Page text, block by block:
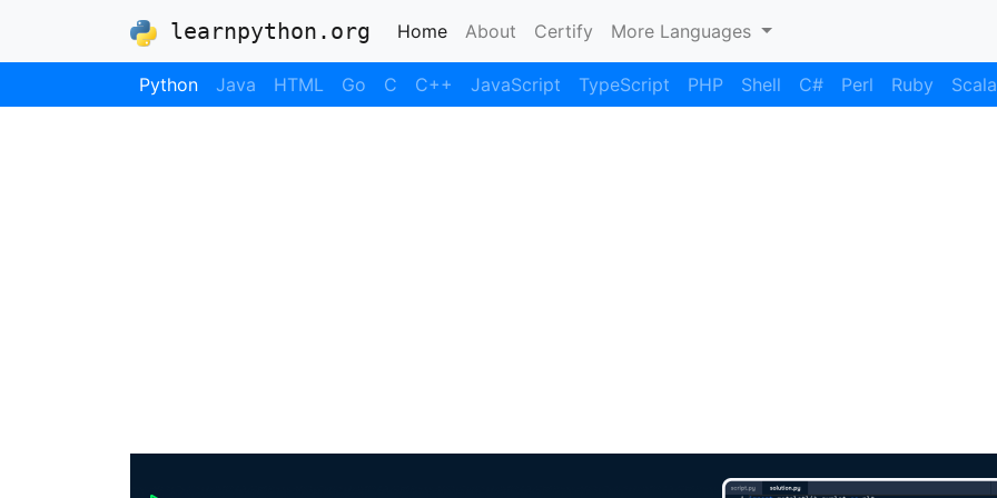
learnpython.org Home(current)
About Certify More Languages
Python Java HTML Go C C++ JavaScript TypeScript PHP Shell C# Perl Ruby Scala